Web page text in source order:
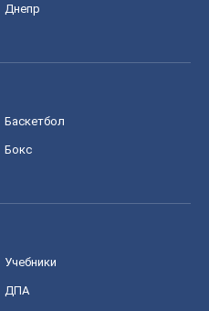
Днепр
Баскетбол
Бокс
Учебники
ДПА